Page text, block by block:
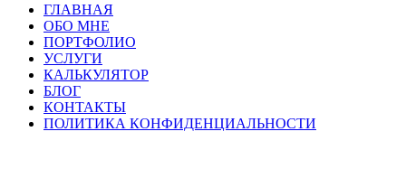
ГЛАВНАЯ
ОБО МНЕ
ПОРТФОЛИО
УСЛУГИ
КАЛЬКУЛЯТОР
БЛОГ
КОНТАКТЫ
ПОЛИТИКА КОНФИДЕНЦИАЛЬНОСТИ